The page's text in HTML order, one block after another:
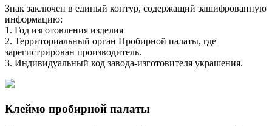
Знак заключен в единый контур, содержащий зашифрованную
информацию:
1. Год изготовления изделия
2. Территориальный орган Пробирной палаты, где
зарегистрирован производитель.
3. Индивидуальный код завода-изготовителя украшения.
Клеймо пробирной палаты